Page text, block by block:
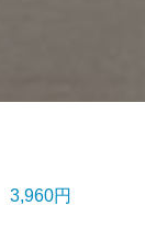
3,960円